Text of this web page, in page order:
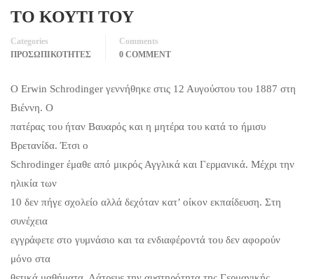
ΤΟ ΚΟΥΤΙ ΤΟΥ
Categories
ΠΡΟΣΩΠΙΚΟΤΗΤΕΣ
Comments
0 COMMENT
Ο Erwin Schrodinger γεννήθηκε στις 12 Αυγούστου του 1887 στη
Βιέννη. Ο
πατέρας του ήταν Βαυαρός και η μητέρα του κατά το ήμισυ
Βρετανίδα. Έτσι ο
Schrodinger έμαθε από μικρός Αγγλικά και Γερμανικά. Μέχρι την
ηλικία των
10 δεν πήγε σχολείο αλλά δεχόταν κατ’ οίκον εκπαίδευση. Στη
συνέχεια
εγγράφετε στο γυμνάσιο και τα ενδιαφέροντά του δεν αφορούν
μόνο στα